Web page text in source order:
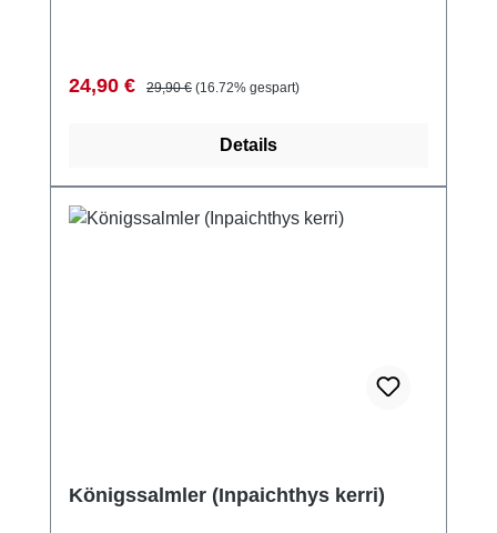
Verkaufspreis:
24,90 € Regulärer Preis:
29,90 € (16.72% gespart)
Details
Königssalmler (Inpaichthys kerri)